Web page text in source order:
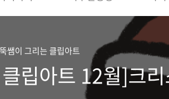
쌤이 그리는 클립아트
립아트 12월]크